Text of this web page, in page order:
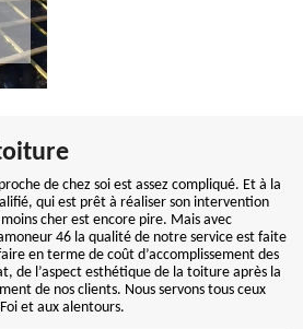
de chez soi est assez compliqué. Et à la
qui est prêt à réaliser son intervention
cher est encore pire. Mais avec
46 la qualité de notre service est faite
en terme de coût d’accomplissement des
de l’aspect esthétique de la toiture après la
de nos clients. Nous servons tous ceux
et aux alentours.